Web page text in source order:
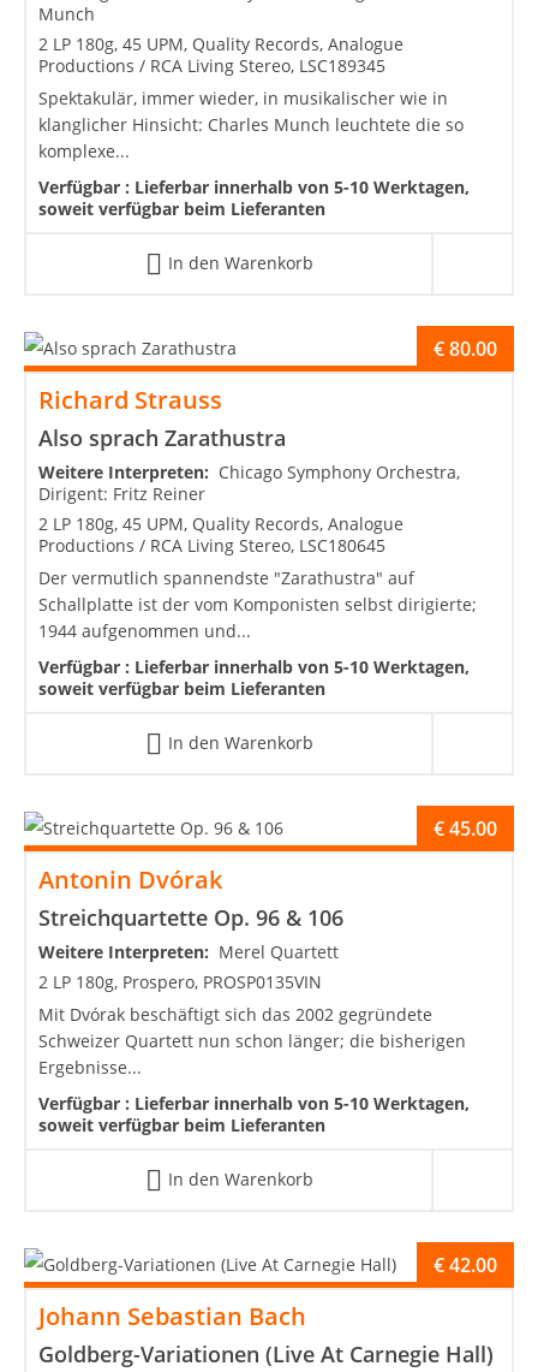
Munch
2 LP 180g, 45 UPM, Quality Records, Analogue
Productions / RCA Living Stereo, LSC189345
Spektakulär, immer wieder, in musikalischer wie in
klanglicher Hinsicht: Charles Munch leuchtete die so
komplexe...
Verfügbar : Lieferbar innerhalb von 5-10 Werktagen,
soweit verfügbar beim Lieferanten
In den Warenkorb
Richard Strauss
Also sprach Zarathustra
€80.00
Weitere Interpreten: Chicago Symphony Orchestra,
Dirigent: Fritz Reiner
2 LP 180g, 45 UPM, Quality Records, Analogue
Productions / RCA Living Stereo, LSC180645
Der vermutlich spannendste "Zarathustra" auf
Schallplatte ist der vom Komponisten selbst dirigierte;
1944 aufgenommen und...
Verfügbar : Lieferbar innerhalb von 5-10 Werktagen,
soweit verfügbar beim Lieferanten
In den Warenkorb
Antonin Dvórak
Streichquartette Op. 96 & 106
€45.00
Weitere Interpreten: Merel Quartett
2 LP 180g, Prospero, PROSP0135VIN
Mit Dvórak beschäftigt sich das 2002 gegründete
Schweizer Quartett nun schon länger; die bisherigen
Ergebnisse...
Verfügbar : Lieferbar innerhalb von 5-10 Werktagen,
soweit verfügbar beim Lieferanten
In den Warenkorb
Johann Sebastian Bach
Goldberg-Variationen (Live At Carnegie Hall)
€42.00